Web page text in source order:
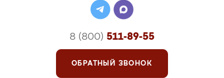
8 (800) 511-89-55
ОБРАТНЫЙ ЗВОНОК